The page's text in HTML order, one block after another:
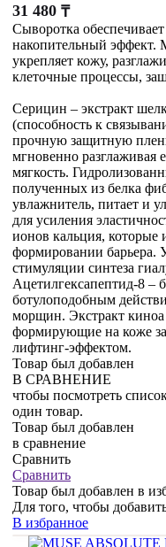
31 480 ₸
Сыворотка
накопительный эффект.
укрепляет кожу,
клеточные процессы,
Серицин – экстракт
(способность к
прочную защитную
мгновенно разглаживая
мягкость.
полученных из белка
увлажнитель, питает и
для усиления
ионов кальция, которые
формировании барьера.
стимуляции синтеза
Ацетилгексапептид-8 –
ботулоподобным
морщин. Экстракт
формирующие на коже
лифтинг-эффектом.
Товар был добавлен
В СРАВНЕНИЕ
чтобы посмотреть
один товар.
Товар был добавлен
в сравнение
Сравнить
Сравнить
Товар был добавлен в
Для того, чтобы
В избранное